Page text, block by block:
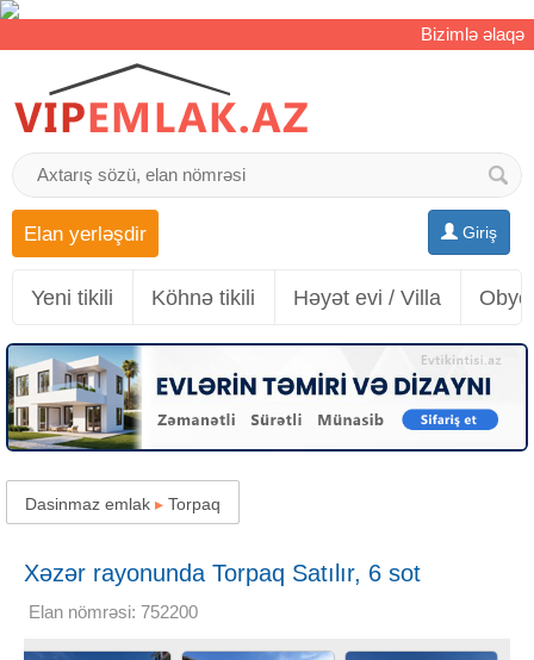
Bizimlə əlaqə
Giriş
Elan yerləşdir
Yeni tikili Köhnə tikili Həyət evi / Villa
Dasinmaz emlak ▸ Torpaq
Xəzər rayonunda Torpaq Satılır, 6 sot
Elan nömrəsi: 752200